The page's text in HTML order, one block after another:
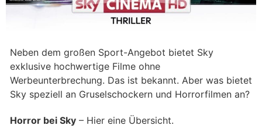
Neben dem großen Sport-Angebot bietet Sky
exklusive hochwertige Filme ohne
Werbeunterbrechung. Das ist bekannt. Aber was bietet
Sky speziell an Gruselschockern und Horrorfilmen an?
Horror bei Sky – Hier eine Übersicht.